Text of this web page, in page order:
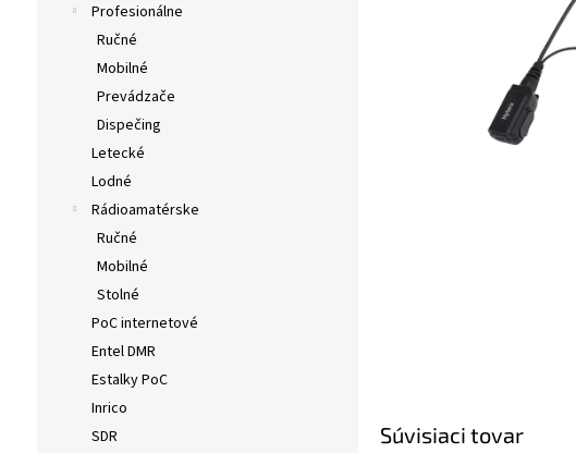
Profesionálne
Ručné
Mobilné
Prevádzače
Dispečing
Letecké
Lodné
Rádioamatérske
Ručné
Mobilné
Stolné
PoC internetové
Entel DMR
Estalky PoC
Inrico
SDR
Súvisiaci tovar